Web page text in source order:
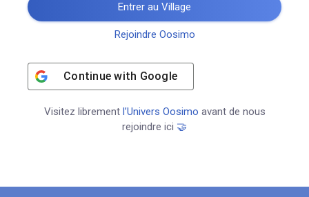
Entrer au Village
Rejoindre Oosimo
Continue with Google
Visitez librement l’Univers Oosimo avant de nous
rejoindre ici 🤝